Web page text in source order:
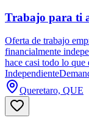
Trabajo para ti
Oferta de trabajo
financialmente
hace casi todo lo que
Independiente
Queretaro, QUE